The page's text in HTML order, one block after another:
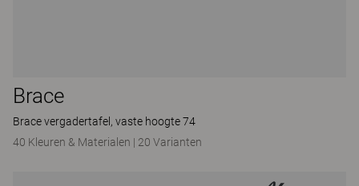
Brace
Brace vergadertafel, vaste hoogte 74
40 Kleuren & Materialen | 20 Varianten